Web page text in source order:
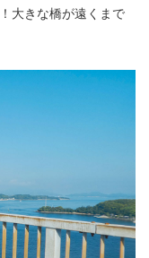
大きな橋が遠くまで